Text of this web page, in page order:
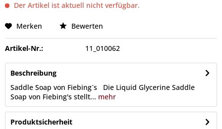
Der Artikel ist aktuell nicht verfügbar.
Merken Bewerten
Artikel-Nr.: 11_010062
Beschreibung
Saddle Soap von Fiebing´s Die Liquid Glycerine Saddle
Soap von Fiebing's stellt... mehr
Produktsicherheit